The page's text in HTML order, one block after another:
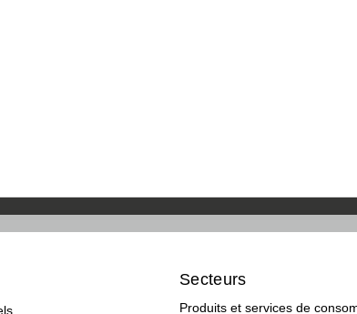
Secteurs
Produits et services de